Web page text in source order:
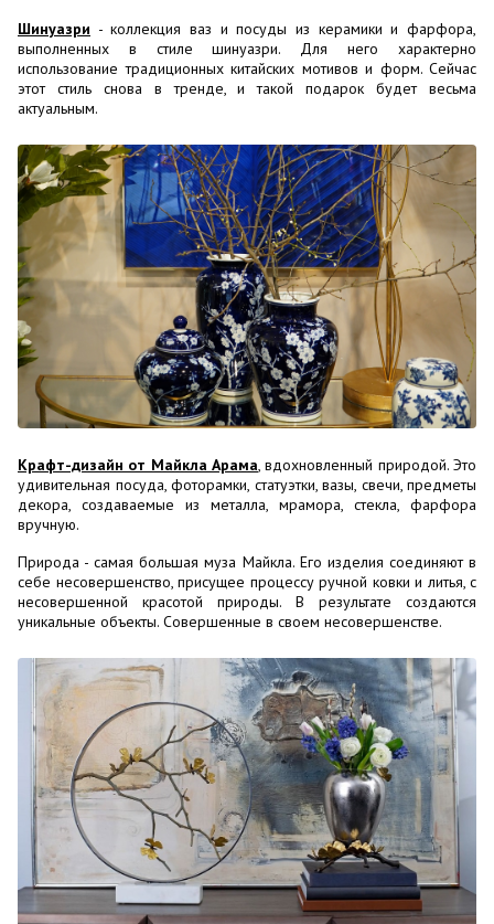
Шинуазри - коллекция ваз и посуды из керамики и фарфора,
выполненных в стиле шинуазри. Для него характерно
использование традиционных китайских мотивов и форм. Сейчас
этот стиль снова в тренде, и такой подарок будет весьма
актуальным.
Крафт-дизайн от Майкла Арама, вдохновленный природой. Это
удивительная посуда, фоторамки, статуэтки, вазы, свечи, предметы
декора, создаваемые из металла, мрамора, стекла, фарфора
вручную.
Природа - самая большая муза Майкла. Его изделия соединяют в
себе несовершенство, присущее процессу ручной ковки и литья, с
несовершенной красотой природы. В результате создаются
уникальные объекты. Совершенные в своем несовершенстве.